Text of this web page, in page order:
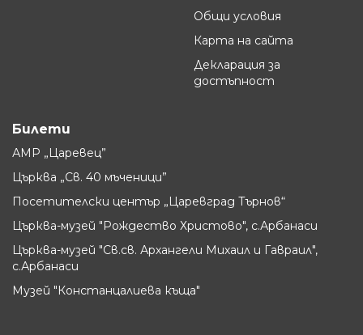
Общи условия
Карта на сайта
Декларация за
достъпност
Билети
АМР „Царевец”
Църква „Св. 40 мъченици”
Посетителски център „Царевград Търнов“
Църква-музей "Рождество Христово", с.Арбанаси
Църква-музей "Св.св. Архангели Михаил и Гавраил",
с.Арбанаси
Музей "Констанцалиева къща"